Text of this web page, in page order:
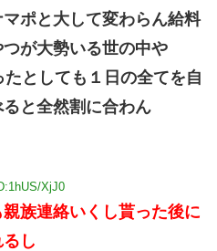
ポと大して変わらん給料
が大勢いる世の中や
としても１日の全てを自
と全然割に合わん
XjJ0
族連絡いくし貰った後に
し